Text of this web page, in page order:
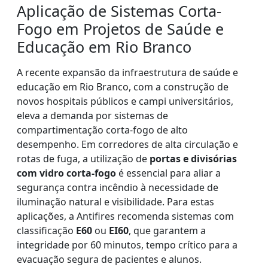
Aplicação de Sistemas Corta-
Fogo em Projetos de Saúde e
Educação em Rio Branco
A recente expansão da infraestrutura de saúde e
educação em Rio Branco, com a construção de
novos hospitais públicos e campi universitários,
eleva a demanda por sistemas de
compartimentação corta-fogo de alto
desempenho. Em corredores de alta circulação e
rotas de fuga, a utilização de portas e divisórias
com vidro corta-fogo é essencial para aliar a
segurança contra incêndio à necessidade de
iluminação natural e visibilidade. Para estas
aplicações, a Antifires recomenda sistemas com
classificação E60 ou EI60, que garantem a
integridade por 60 minutos, tempo crítico para a
evacuação segura de pacientes e alunos.